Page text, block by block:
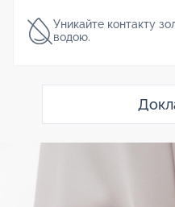
Уникайте контакту
водою.